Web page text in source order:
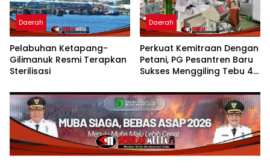
Daerah
Pelabuhan Ketapang-
Gilimanuk Resmi Terapkan
Sterilisasi
Daerah
Perkuat Kemitraan Dengan
Petani, PG Pesantren Baru
Sukses Menggiling Tebu 4